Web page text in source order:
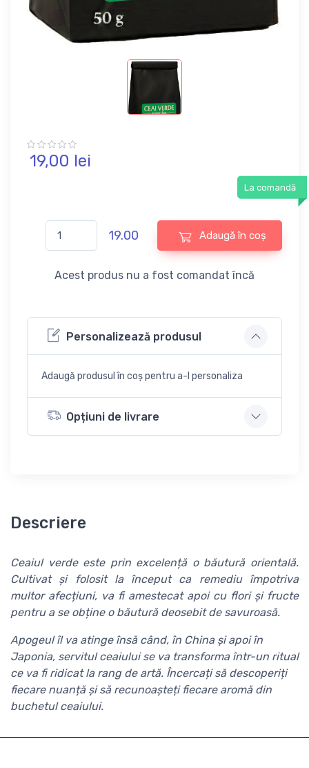
19,00 lei
La comandă
19.00 Adaugă în coș
Acest produs nu a fost comandat încă
Personalizează produsul
Adaugă produsul în coș pentru a-l personaliza
Opțiuni de livrare
Descriere
Ceaiul verde este prin excelență o băutură orientală.
Cultivat și folosit la început ca remediu împotriva
multor afecțiuni, va fi amestecat apoi cu flori și fructe
pentru a se obține o băutură deosebit de savuroasă.
Apogeul îl va atinge însă când, în China și apoi în
Japonia, servitul ceaiului se va transforma într-un ritual
ce va fi ridicat la rang de artă. Încercați să descoperiți
fiecare nuanță și să recunoașteți fiecare aromă din
buchetul ceaiului.